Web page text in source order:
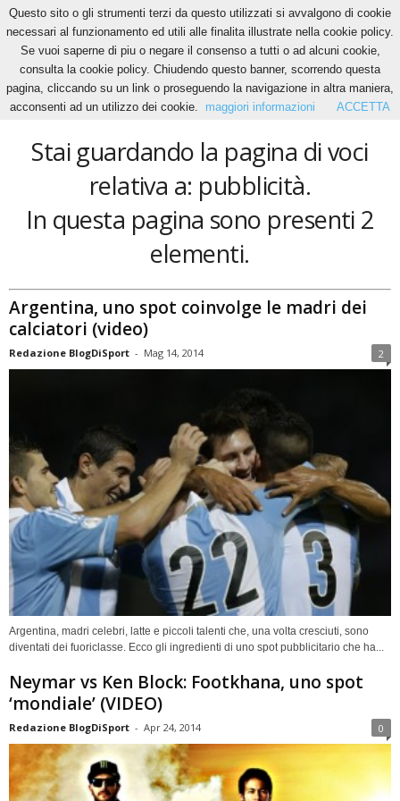
Home Tags Pubblicità
pubblicità
Stai guardando la pagina di voci
relativa a: pubblicità.
In questa pagina sono presenti 2
elementi.
Argentina, uno spot coinvolge le madri dei
calciatori (video)
Redazione BlogDiSport - Mag 14, 2014 2
Argentina, madri celebri, latte e piccoli talenti che, una volta cresciuti, sono
diventati dei fuoriclasse. Ecco gli ingredienti di uno spot pubblicitario che ha...
Neymar vs Ken Block: Footkhana, uno spot
‘mondiale’ (VIDEO)
Redazione BlogDiSport - Apr 24, 2014 0
Questo sito o gli strumenti terzi da questo utilizzati si avvalgono di cookie
necessari al funzionamento ed utili alle finalita illustrate nella cookie policy.
Se vuoi saperne di piu o negare il consenso a tutti o ad alcuni cookie,
consulta la cookie policy. Chiudendo questo banner, scorrendo questa
pagina, cliccando su un link o proseguendo la navigazione in altra maniera,
acconsenti ad un utilizzo dei cookie.
maggiori informazioni ACCETTA